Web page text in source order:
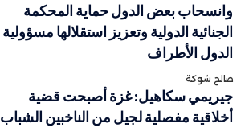
وانسحاب بعض الدول حماية المحكمة
الجنائية الدولية وتعزيز استقلالها مسؤولية
الدول الأطراف
صالح شوكة
جيريمي سكاهيل: غزة أصبحت قضية
أخلاقية مفصلية لجيل من الناخبين الشباب